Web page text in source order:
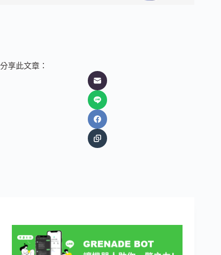
分享此文章：